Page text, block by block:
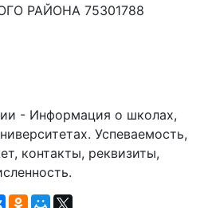
РАЙОНА 75301788
- Информация о школах,
Успеваемость,
контакты, реквизиты,